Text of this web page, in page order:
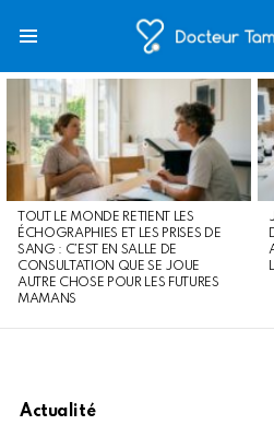
LATEST
STORIES
TOUT LE MONDE RETIENT LES
ÉCHOGRAPHIES ET LES PRISES DE
SANG : C’EST EN SALLE DE
CONSULTATION QUE SE JOUE
AUTRE CHOSE POUR LES FUTURES
MAMANS
Actualité